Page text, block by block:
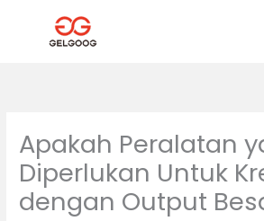
kandungan
Apakah Peralatan
Diperlukan Untuk
dengan Output